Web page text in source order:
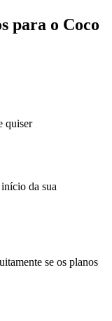
para o Coco
quiser
da sua
se os planos